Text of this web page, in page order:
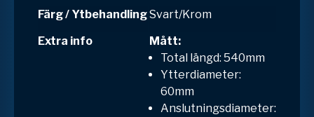
Färg / YtbehandlingSvart/Krom
Extra info
Mått:
Total längd: 540mm
Ytterdiameter:
60mm
Anslutningsdiameter: